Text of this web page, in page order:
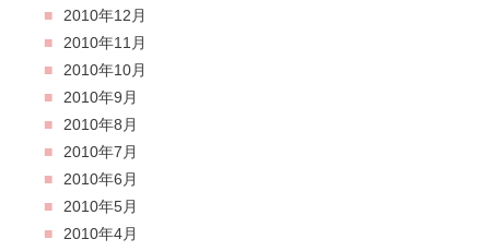
2010年12月
2010年11月
2010年10月
2010年9月
2010年8月
2010年7月
2010年6月
2010年5月
2010年4月